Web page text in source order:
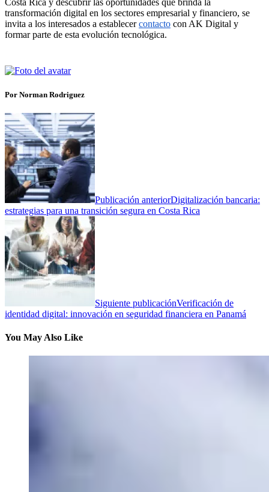
Costa Rica y descubrir las oportunidades que brinda la
transformación digital en los sectores empresarial y financiero, se
invita a los interesados a establecercontacto con AK Digital y
formar parte de esta evolución tecnológica.
Por Norman Rodriguez
Publicación anteriorDigitalización bancaria:
estrategias para una transición segura en Costa Rica
Siguiente publicaciónVerificación de
identidad digital: innovación en seguridad financiera en Panamá
You May Also Like